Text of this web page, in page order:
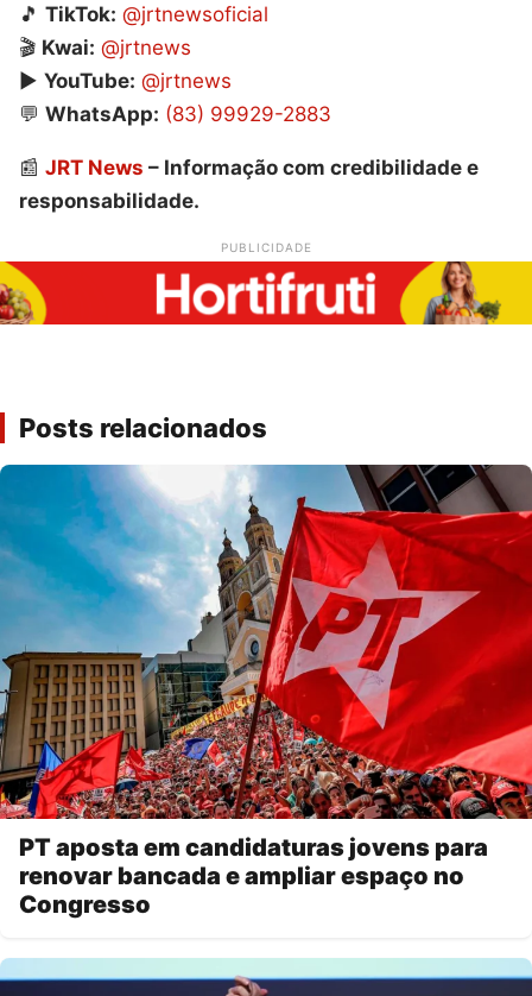
🎵 TikTok: @jrtnewsoficial
🎬 Kwai: @jrtnews
▶️ YouTube: @jrtnews
💬 WhatsApp: (83) 99929-2883
📰 JRT News – Informação com credibilidade e
responsabilidade.
PUBLICIDADE
Posts relacionados
PT aposta em candidaturas jovens para
renovar bancada e ampliar espaço no
Congresso